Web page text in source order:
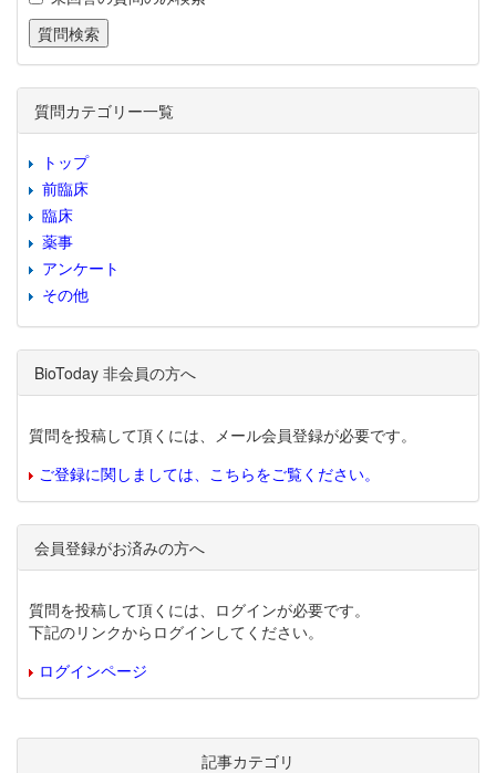
質問カテゴリー一覧
トップ
前臨床
臨床
薬事
アンケート
その他
BioToday 非会員の方へ
質問を投稿して頂くには、メール会員登録が必要です。
ご登録に関しましては、こちらをご覧ください。
会員登録がお済みの方へ
質問を投稿して頂くには、ログインが必要です。
下記のリンクからログインしてください。
ログインページ
記事カテゴリ